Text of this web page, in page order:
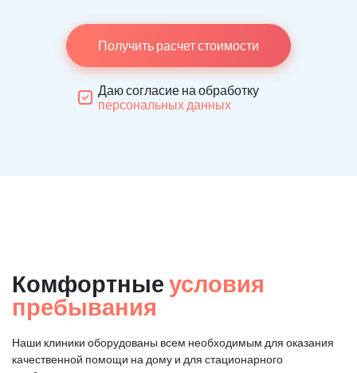
Получить расчет стоимости
Даю согласие на обработку
персональных данных
Комфортные условия
пребывания
Наши клиники оборудованы всем необходимым для оказания
качественной помощи на дому и для стационарного